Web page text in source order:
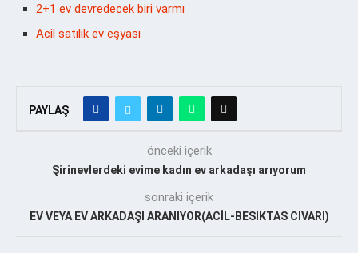
2+1 ev devredecek biri varmı
Acil satılık ev eşyası
PAYLAŞ
önceki içerik
Şirinevlerdeki evime kadın ev arkadaşı arıyorum
sonraki içerik
EV VEYA EV ARKADAŞI ARANIYOR(ACİL-BESIKTAS CIVARI)